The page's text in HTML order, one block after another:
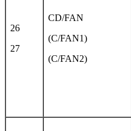
26
27
CD/FAN
(C/FAN1)
(C/FAN2)